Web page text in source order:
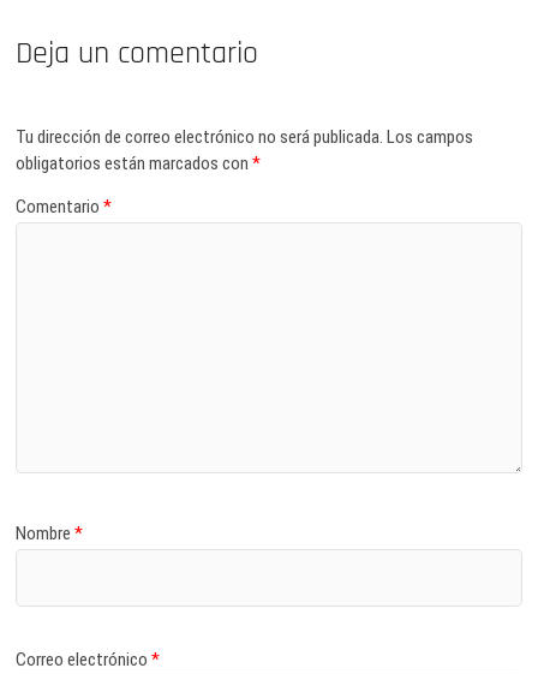
Deja un comentario
Tu dirección de correo electrónico no será publicada. Los campos
obligatorios están marcados con*
Comentario*
Nombre*
Correo electrónico*